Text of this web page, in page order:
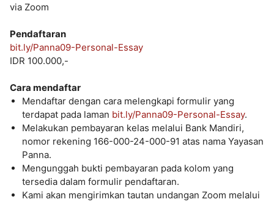
via Zoom
Pendaftaran
bit.ly/Panna09-Personal-Essay
IDR 100.000,-
Cara mendaftar
Mendaftar dengan cara melengkapi formulir yang
terdapat pada laman bit.ly/Panna09-Personal-Essay.
Melakukan pembayaran kelas melalui Bank Mandiri,
nomor rekening 166-000-24-000-91 atas nama Yayasan
Panna.
Mengunggah bukti pembayaran pada kolom yang
tersedia dalam formulir pendaftaran.
Kami akan mengirimkan tautan undangan Zoom melalui